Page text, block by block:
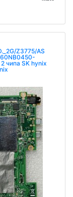
Z3775/AS
чипа SK hynix